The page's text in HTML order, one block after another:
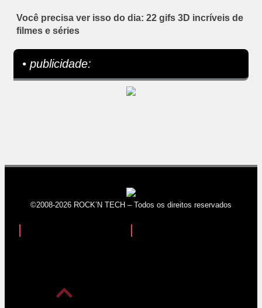
Você precisa ver isso do dia: 22 gifs 3D incríveis de
filmes e séries
• publicidade:
©2008-2026 ROCK’N TECH – Todos os direitos reservados